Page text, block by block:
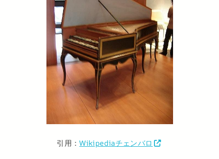
引用：Wikipediaチェンバロ